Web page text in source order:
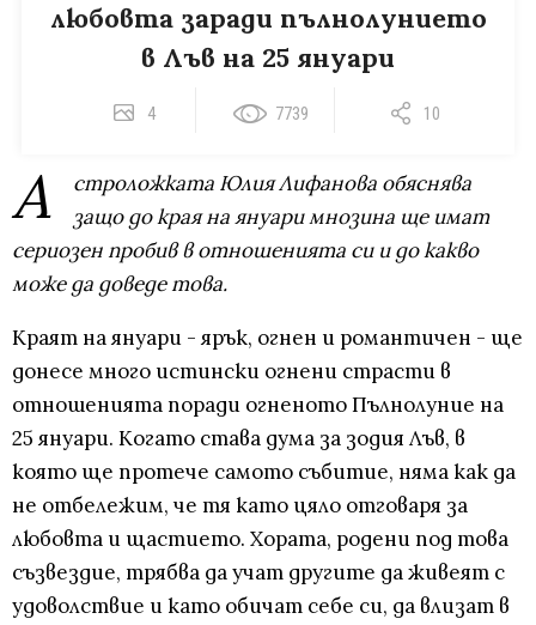
любовта заради пълнолунието
в Лъв на 25 януари
4 7739 10
А
строложката Юлия Лифанова обяснява
защо до края на януари мнозина ще имат
сериозен пробив в отношенията си и до какво
може да доведе това.
Краят на януари - ярък, огнен и романтичен - ще
донесе много истински огнени страсти в
отношенията поради огненото Пълнолуние на
25 януари. Когато става дума за зодия Лъв, в
която ще протече самото събитие, няма как да
не отбележим, че тя като цяло отговаря за
любовта и щастието. Хората, родени под това
съзвездие, трябва да учат другите да живеят с
удоволствие и като обичат себе си, да влизат в